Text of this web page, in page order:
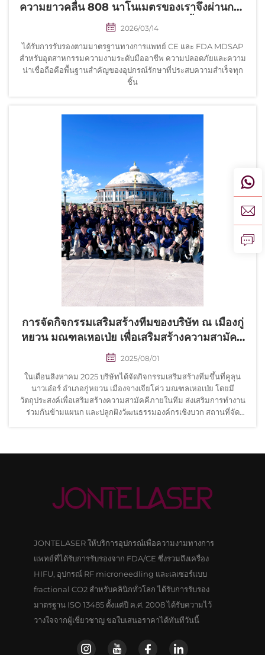
ความยาวคลื่น 808 นาโนเมตรของเราจึงผ่านการ
รับรองมาตรฐานความปลอดภัยทั้งหมด
2026/03/14
ได้รับการรับรองตามมาตรฐานทางการแพทย์ CE และ FDA MDSAP
สำหรับอุตสาหกรรมความงามระดับมืออาชีพ ความปลอดภัยและความ
น่าเชื่อถือคือพื้นฐานสำคัญของอุปกรณ์รักษาที่ประสบความสำเร็จทุก
ชิ้น
การจัดกิจกรรมเสริมสร้างทีมของบริษัท ณ เมืองกู่
หยวน มณฑลเหอเป่ย เพื่อเสริมสร้างความสามัคคี
ภายในทีม
2025/08/01
ในเดือนสิงหาคม 2025 บริษัทได้จัดกิจกรรมเสริมสร้างทีมขึ้นที่คูลุน
นาวเอ๋อร์ อำเภอกู่หยวน เมืองจางเจียโค่ว มณฑลเหอเป่ย โดยมี
วัตถุประสงค์เพื่อเสริมสร้างความสามัคคีภายในทีม ส่งเสริมการทำงาน
ร่วมกันข้ามแผนก และปลูกฝังวัฒนธรรมองค์กรเชิงบวก สถานที่จัด
JONTELASER ให้บริการอุปกรณ์เพื่อความงามทางการ
แพทย์ที่ได้รับการรับรองจาก FDA/CE ซึ่งรวมถึงเครื่อง
HIFU, อุปกรณ์ RF microneedling และเลเซอร์แบบ
fractional CO2 สำหรับคลินิกทั่วโลก ได้รับการรับรอง
มาตรฐาน ISO 13485 ตั้งแต่ปี ค.ศ. 2008 ได้รับความไว้
วางใจจากผู้เชี่ยวชาญ ขอใบเสนอราคาได้ทันทีวันนี้